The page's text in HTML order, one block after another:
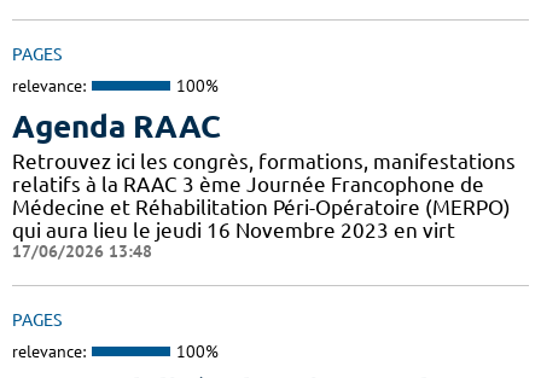
PAGES
relevance: 100%
Agenda RAAC
Retrouvez ici les congrès, formations, manifestations
relatifs à la RAAC 3 ème Journée Francophone de
Médecine et Réhabilitation Péri-Opératoire (MERPO)
qui aura lieu le jeudi 16 Novembre 2023 en virt
17/06/2026 13:48
PAGES
relevance: 100%